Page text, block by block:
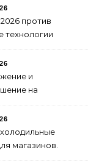
средств
против
технологии
навсегда
и
на
заранее
магазинов.